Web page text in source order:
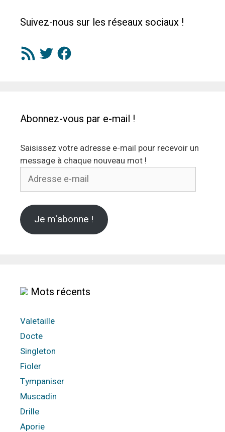
Suivez-nous sur les réseaux sociaux !
Flux
RSS
TwitterFacebook
Abonnez-vous par e-mail !
Saisissez votre adresse e-mail pour recevoir un
message à chaque nouveau mot !
Adresse
Je m'abonne !
Mots récents
Valetaille
Docte
Singleton
Fioler
Tympaniser
Muscadin
Drille
Aporie